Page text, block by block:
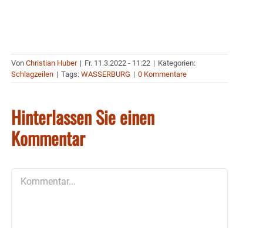
Von Christian Huber | Fr. 11.3.2022 - 11:22 | Kategorien:
Schlagzeilen | Tags: WASSERBURG | 0 Kommentare
Hinterlassen Sie einen
Kommentar